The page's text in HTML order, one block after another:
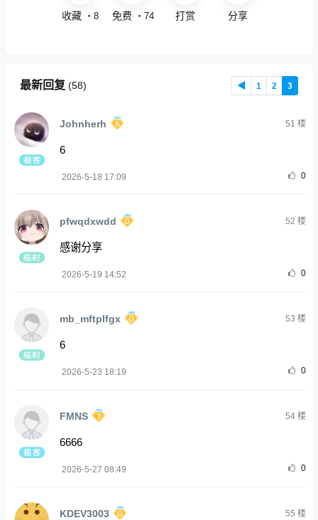
收藏 ・ 8 免费 ・ 74 打赏 分享
最新回复 (58) ◀ 1 2 3
Johnherh 51 楼
6
2026-5-18 17:09 0
pfwqdxwdd 52 楼
感谢分享
2026-5-19 14:52 0
mb_mftplfgx 53 楼
6
2026-5-23 18:19 0
FMNS 54楼
6666
2026-5-27 08:49 0
KDEV3003 55 楼